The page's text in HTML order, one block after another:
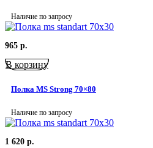
Наличие по запросу
965 р.
В корзину
Полка MS Strong 70×80
Наличие по запросу
1 620 р.